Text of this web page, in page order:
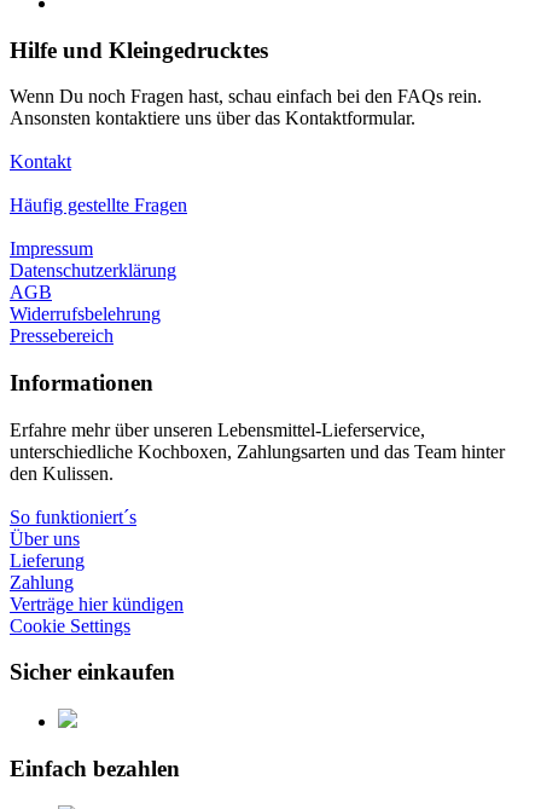
Hilfe und Kleingedrucktes
Wenn Du noch Fragen hast, schau einfach bei den FAQs rein.
Ansonsten kontaktiere uns über das Kontaktformular.
Kontakt
Häufig gestellte Fragen
Impressum
Datenschutzerklärung
AGB
Widerrufsbelehrung
Pressebereich
Informationen
Erfahre mehr über unseren Lebensmittel-Lieferservice,
unterschiedliche Kochboxen, Zahlungsarten und das Team hinter
den Kulissen.
So funktioniert´s
Über uns
Lieferung
Zahlung
Verträge hier kündigen
Cookie Settings
Sicher einkaufen
Einfach bezahlen